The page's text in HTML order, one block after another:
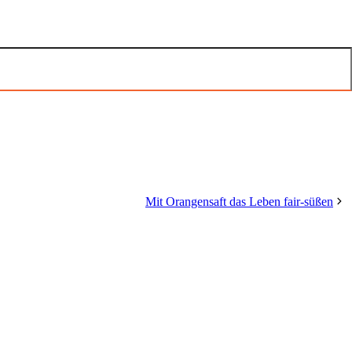
Mit Orangensaft das Leben fair-süßen